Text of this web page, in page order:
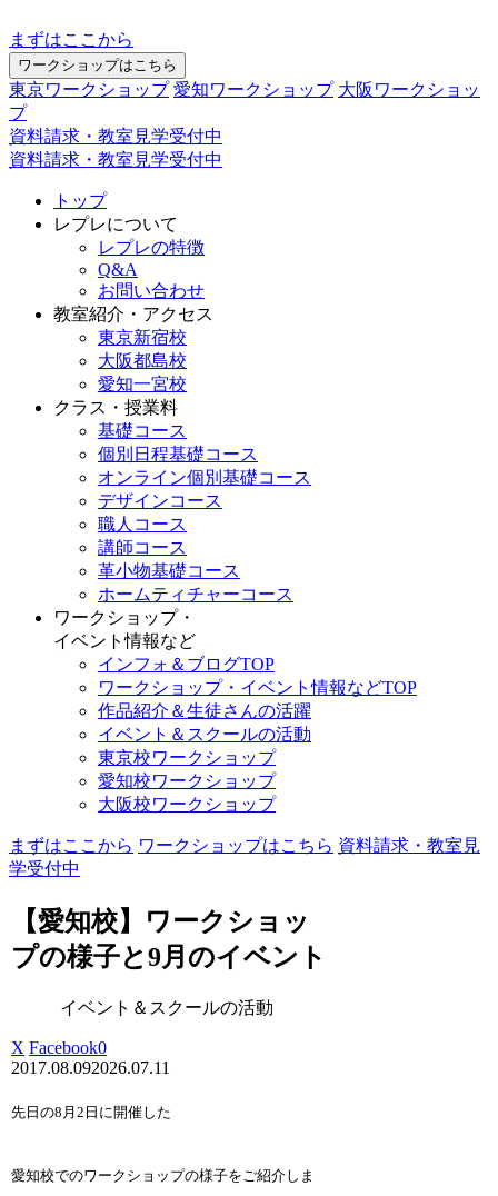
まずはここから
ワークショップはこちら
東京ワークショップ 愛知ワークショップ 大阪ワークショッ
プ
資料請求・教室見学受付中
資料請求・教室見学受付中
トップ
レプレについて
レプレの特徴
Q&A
お問い合わせ
教室紹介・アクセス
東京新宿校
大阪都島校
愛知一宮校
クラス・授業料
基礎コース
個別日程基礎コース
オンライン個別基礎コース
デザインコース
職人コース
講師コース
革小物基礎コース
ホームティチャーコース
ワークショップ・
イベント情報など
インフォ＆ブログTOP
ワークショップ・イベント情報などTOP
作品紹介＆生徒さんの活躍
イベント＆スクールの活動
東京校ワークショップ
愛知校ワークショップ
大阪校ワークショップ
まずはここから ワークショップはこちら 資料請求・教室見
学受付中
【愛知校】ワークショッ
プの様子と9月のイベント
イベント＆スクールの活動
X Facebook0
2017.08.092026.07.11
先日の8月2日に開催した
愛知校でのワークショップの様子をご紹介しま